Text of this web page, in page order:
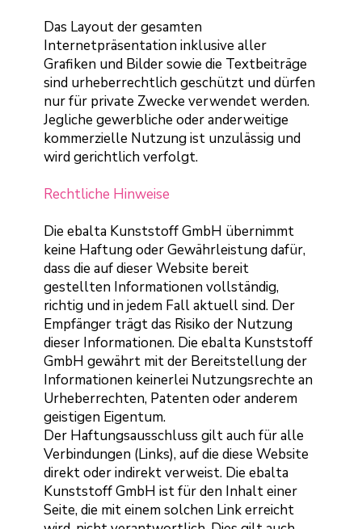
Das Layout der gesamten
Internetpräsentation inklusive aller
Grafiken und Bilder sowie die Textbeiträge
sind urheberrechtlich geschützt und dürfen
nur für private Zwecke verwendet werden.
Jegliche gewerbliche oder anderweitige
kommerzielle Nutzung ist unzulässig und
wird gerichtlich verfolgt.
Rechtliche Hinweise
Die ebalta Kunststoff GmbH übernimmt
keine Haftung oder Gewährleistung dafür,
dass die auf dieser Website bereit
gestellten Informationen vollständig,
richtig und in jedem Fall aktuell sind. Der
Empfänger trägt das Risiko der Nutzung
dieser Informationen. Die ebalta Kunststoff
GmbH gewährt mit der Bereitstellung der
Informationen keinerlei Nutzungsrechte an
Urheberrechten, Patenten oder anderem
geistigen Eigentum.
Der Haftungsausschluss gilt auch für alle
Verbindungen (Links), auf die diese Website
direkt oder indirekt verweist. Die ebalta
Kunststoff GmbH ist für den Inhalt einer
Seite, die mit einem solchen Link erreicht